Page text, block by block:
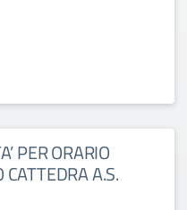
PER ORARIO
CATTEDRA A.S.